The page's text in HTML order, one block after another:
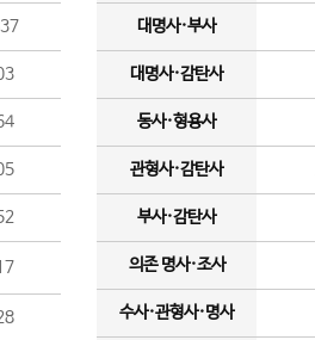
대명사·부사
대명사·감탄사
동사·형용사
관형사·감탄사
부사·감탄사
의존 명사·조사
수사·관형사·명사